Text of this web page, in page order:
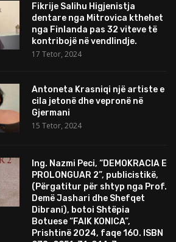
Fikrije Salihu Higjenistja
dentare nga Mitrovica kthehet
nga Finlanda pas 32 viteve të
kontribojë në vendlindje.
17 Tetor, 2024
Antoneta Krasniqi një artiste e
cila jetonë dhe vepronë në
Gjermani
15 Tetor, 2024
Ing. Nazmi Peci, “DEMOKRACIA E
PROLONGUAR 2”, publicistikë,
(Përgatitur për shtyp nga Prof.
Demë Jashari dhe Shefqet
Dibrani), botoi Shtëpia
Botuese “FAIK KONICA”,
Prishtinë 2024, faqe 160. ISBN